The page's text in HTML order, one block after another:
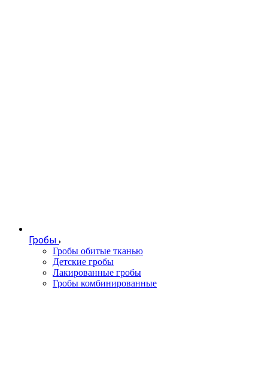
Гробы
Гробы обитые тканью
Детские гробы
Лакированные гробы
Гробы комбинированные